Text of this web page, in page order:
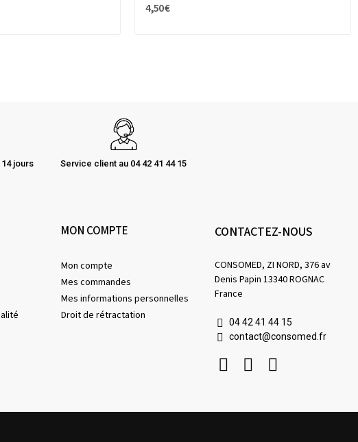
4,50 €
jours Service client au 04 42 41 44 15
MON COMPTE
Mon compte
Mes commandes
Mes informations personnelles
Droit de rétractation
CONTACTEZ-NOUS
CONSOMED, ZI NORD, 376 av
Denis Papin 13340 ROGNAC
France
04 42 41 44 15
contact@consomed.fr